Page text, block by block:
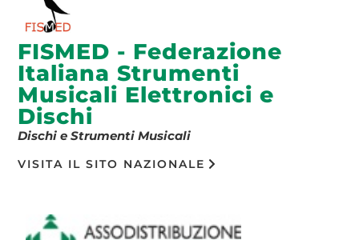
FISMED - Federazione
Italiana Strumenti
Musicali Elettronici e
Dischi
Dischi e Strumenti Musicali
VISITA IL SITO NAZIONALE